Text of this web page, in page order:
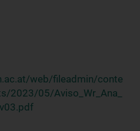
web/fileadmin/conte
2023/05/Aviso_Wr_Ana_